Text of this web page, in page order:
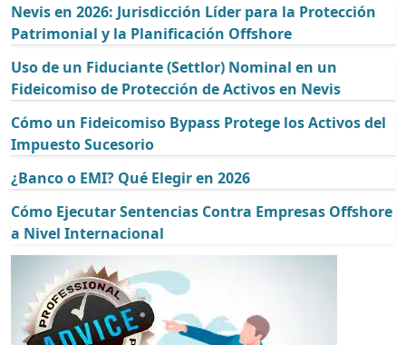
Nevis en 2026: Jurisdicción Líder para la Protección
Patrimonial y la Planificación Offshore
Uso de un Fiduciante (Settlor) Nominal en un
Fideicomiso de Protección de Activos en Nevis
Cómo un Fideicomiso Bypass Protege los Activos del
Impuesto Sucesorio
¿Banco o EMI? Qué Elegir en 2026
Cómo Ejecutar Sentencias Contra Empresas Offshore
a Nivel Internacional